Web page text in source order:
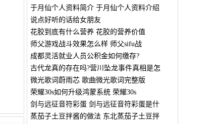
于月仙个人资料简介 于月仙个人资料介绍
说点好听的话给女朋友
花胶到底有什么营养 花胶的营养价值
师父游戏战斗效果怎么样 师父sifu战
成都灵活就业人员公积金如何缴存?
古代龙真的存在吗?营川坠龙事件真相是怎
微光歌词蔚雨芯 歌曲微光歌词完整版
荣耀30s如何升级鸿蒙系统 荣耀30s
剑与远征音符彩蛋 剑与远征音符彩蛋是什
蒸茄子土豆拌酱的做法 东北蒸茄子土豆拌